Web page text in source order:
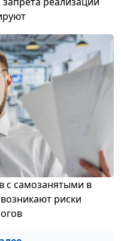
с самозанятыми в
риски